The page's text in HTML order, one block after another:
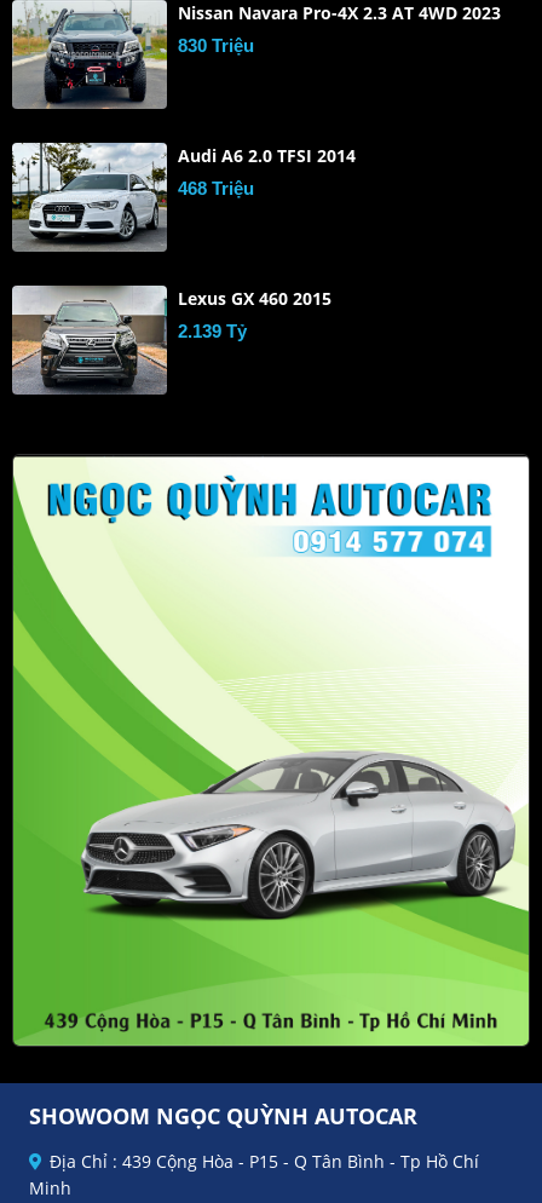
Nissan Navara Pro-4X 2.3 AT 4WD 2023
830 Triệu
Audi A6 2.0 TFSI 2014
468 Triệu
Lexus GX 460 2015
2.139 Tỷ
SHOWOOM NGỌC QUỲNH AUTOCAR
Địa Chỉ : 439 Cộng Hòa - P15 - Q Tân Bình - Tp Hồ Chí
Minh